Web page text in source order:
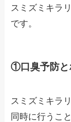
スミズミキラ
です。
①口臭予防と
スミズミキラ
同時に行うこ